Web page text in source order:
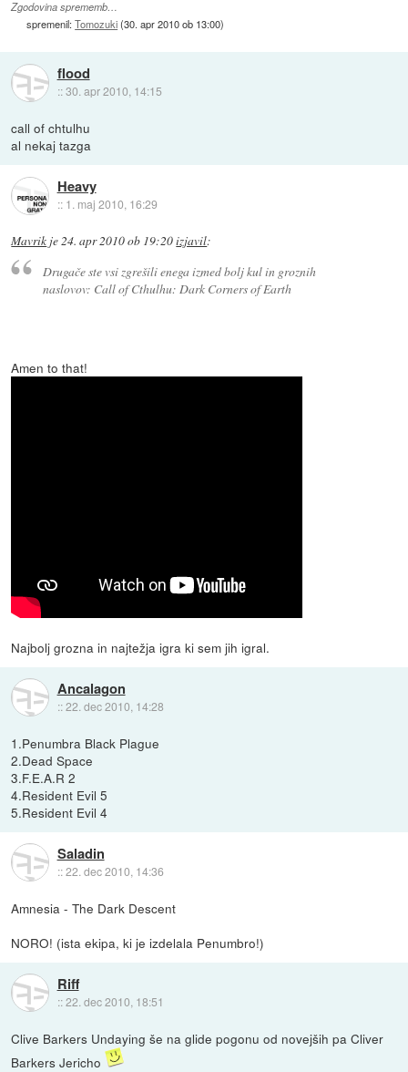
Zgodovina sprememb…
spremenil:Tomozuki(30. apr 2010 ob 13:00)
flood
::30. apr 2010, 14:15
call of chtulhu
al nekaj tazga
Heavy
:: 1. maj 2010, 16:29
Mavrik je24. apr 2010 ob 19:20izjavil:
Drugače ste vsi zgrešili enega izmed bolj kul in groznih
naslovov: Call of Cthulhu: Dark Corners of Earth
Amen to that!
Najbolj grozna in najtežja igra ki sem jih igral.
Ancalagon
::22. dec 2010, 14:28
1.Penumbra Black Plague
2.Dead Space
3.F.E.A.R 2
4.Resident Evil 5
5.Resident Evil 4
Saladin
::22. dec 2010, 14:36
Amnesia - The Dark Descent
NORO! (ista ekipa, ki je izdelala Penumbro!)
Riff
::22. dec 2010, 18:51
Clive Barkers Undaying še na glide pogonu od novejših pa Cliver
Barkers Jericho